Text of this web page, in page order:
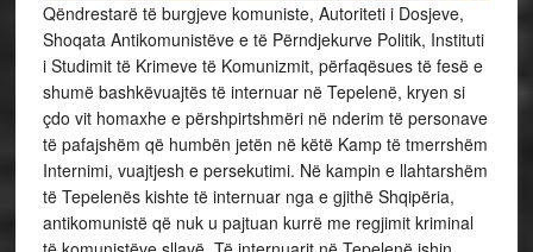
Qëndrestarë të burgjeve komuniste, Autoriteti i Dosjeve,
Shoqata Antikomunistëve e të Përndjekurve Politik, Instituti
i Studimit të Krimeve të Komunizmit, përfaqësues të fesë e
shumë bashkëvuajtës të internuar në Tepelenë, kryen si
çdo vit homaxhe e përshpirtshmëri në nderim të personave
të pafajshëm që humbën jetën në këtë Kamp të tmerrshëm
Internimi, vuajtjesh e persekutimi. Në kampin e llahtarshëm
të Tepelenës kishte të internuar nga e gjithë Shqipëria,
antikomunistë që nuk u pajtuan kurrë me regjimit kriminal